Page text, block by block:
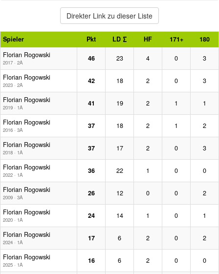
Direkter Link zu dieser Liste
Spieler Pkt LD ∑ HF 171+
180
Florian Rogowski
2017 · 2A 46 23 4 0 3
Florian Rogowski
2023 · 2A 42 18 2 0 3
Florian Rogowski
2019 · 1A 41 19 2 1 1
Florian Rogowski
2016 · 3A 37 18 2 1 2
Florian Rogowski
2018 · 1A 37 17 2 0 3
Florian Rogowski
2022 · 1A 36 22 1 0 0
Florian Rogowski
2009 · 3A 26 12 0 0 2
Florian Rogowski
2020 · 1A 24 14 1 0 1
Florian Rogowski
2024 · 1A 17 6 2 0 2
Florian Rogowski
2025 · 1A 16 6 2 0 0